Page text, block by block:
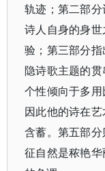
轨迹；第二部
诗人自身的身
验；第三部分
隐诗歌主题的
个性倾向于多用
因此他的诗在
含蓄。第五部
征自然是秾艳